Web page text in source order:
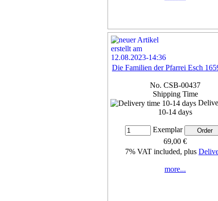
Die Familien der Pfarrei Esch
No. CSB-00437
Shipping Time
10-14 days
Exemplar
69,00 €
7% VAT included, plus
more...